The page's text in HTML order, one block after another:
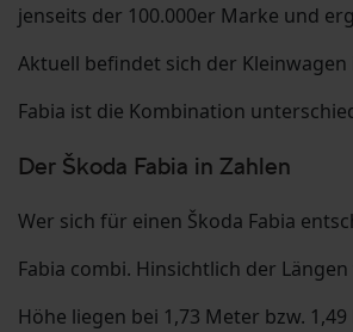
jenseits der 100.000er Marke und
Aktuell befindet sich der
Fabia ist die Kombination
Der Škoda Fabia in Zahlen
Wer sich für einen Škoda Fabia
Fabia combi. Hinsichtlich der
Höhe liegen bei 1,73 Meter bzw.